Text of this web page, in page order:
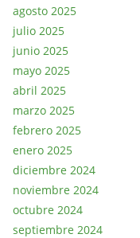
agosto 2025
julio 2025
junio 2025
mayo 2025
abril 2025
marzo 2025
febrero 2025
enero 2025
diciembre 2024
noviembre 2024
octubre 2024
septiembre 2024